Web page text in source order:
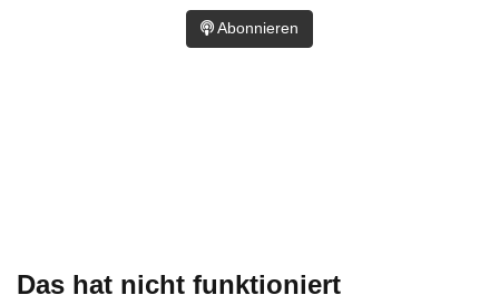
Das hat nicht funktioniert
Abonnieren